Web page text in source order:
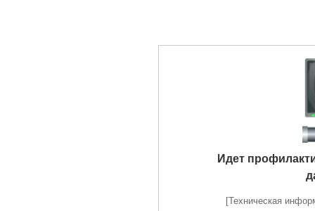
Идет
[Техническая